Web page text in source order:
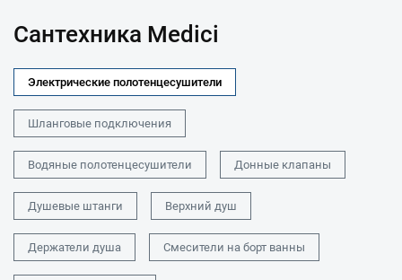
Сантехника Medici
Электрические полотенцесушители
Шланговые подключения
Водяные полотенцесушители Донные клапаны
Душевые штанги Верхний душ
Держатели душа Смесители на борт ванны